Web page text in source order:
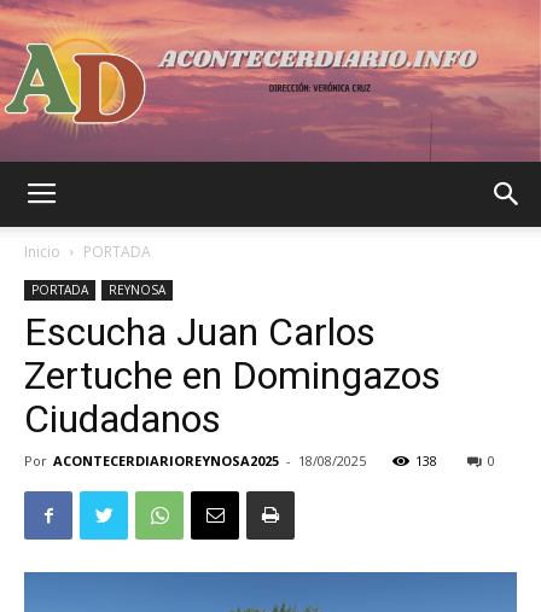
Diario
Inicio PORTADA
PORTADA REYNOSA
Escucha Juan Carlos
Zertuche en Domingazos
Ciudadanos
Por ACONTECERDIARIOREYNOSA2025 - 18/08/2025 138 0